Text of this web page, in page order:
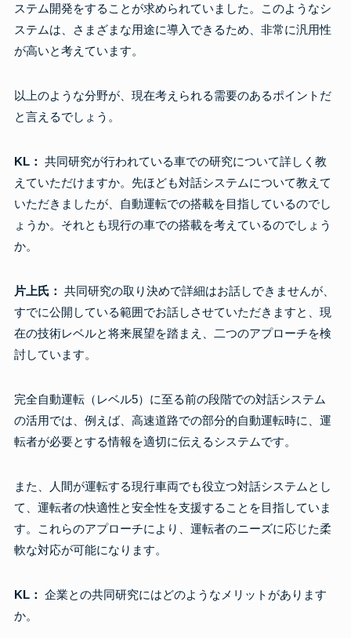
ステム開発をすることが求められていました。このようなシ
ステムは、さまざまな用途に導入できるため、非常に汎用性
が高いと考えています。
以上のような分野が、現在考えられる需要のあるポイントだ
と言えるでしょう。
KL： 共同研究が行われている車での研究について詳しく教
えていただけますか。先ほども対話システムについて教えて
いただきましたが、自動運転での搭載を目指しているのでし
ょうか。それとも現行の車での搭載を考えているのでしょう
か。
片上氏： 共同研究の取り決めで詳細はお話しできませんが、
すでに公開している範囲でお話しさせていただきますと、現
在の技術レベルと将来展望を踏まえ、二つのアプローチを検
討しています。
完全自動運転（レベル5）に至る前の段階での対話システム
の活用では、例えば、高速道路での部分的自動運転時に、運
転者が必要とする情報を適切に伝えるシステムです。
また、人間が運転する現行車両でも役立つ対話システムとし
て、運転者の快適性と安全性を支援することを目指していま
す。これらのアプローチにより、運転者のニーズに応じた柔
軟な対応が可能になります。
KL： 企業との共同研究にはどのようなメリットがあります
か。